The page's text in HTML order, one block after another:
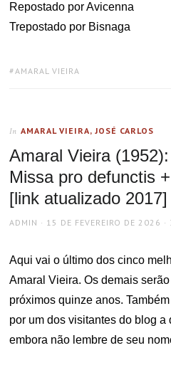
Repostado por Avicenna
Trepostado por Bisnaga
TAGS:
AMARAL VIEIRA
In AMARAL VIEIRA, JOSÉ CARLOS
Amaral Vieira
Missa pro defunctis
[link atualizado 2017]
AUTHOR
ADMIN
POSTED
15 DE FEVEREIRO DE 2026
Aqui vai o último dos cinco
Amaral Vieira. Os demais
próximos quinze anos.
por um dos visitantes do blog a
embora não lembre de seu